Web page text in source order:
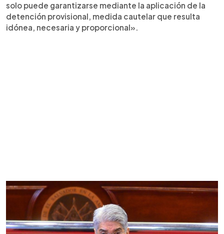
solo puede garantizarse mediante la aplicación de la
detención provisional, medida cautelar que resulta
idónea, necesaria y proporcional».